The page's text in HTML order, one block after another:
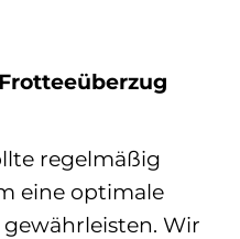
regelmäßig
eine optimale
Wir